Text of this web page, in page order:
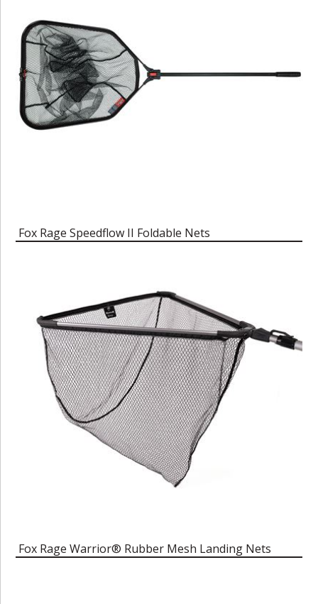
Fox Rage Speedflow II Foldable Nets
Fox Rage Warrior® Rubber Mesh Landing Nets